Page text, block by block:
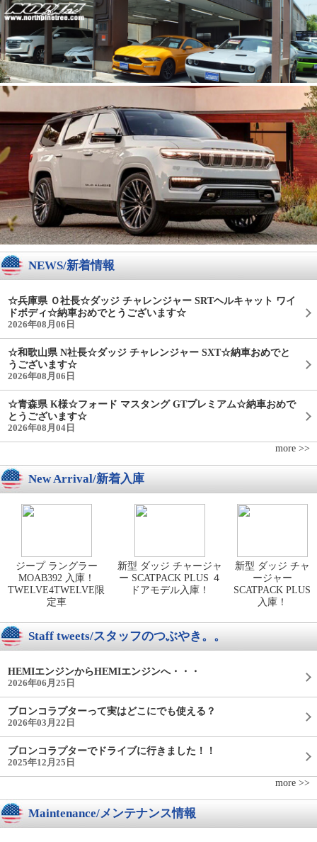
NEWS/新着情報
☆兵庫県 Ｏ社長☆ダッジ チャレンジャー SRTヘルキャット ワイ
ドボディ☆納車おめでとうございます☆
2026年08月06日
☆和歌山県 N社長☆ダッジ チャレンジャー SXT☆納車おめでと
うございます☆
2026年08月06日
☆青森県 K様☆フォード マスタング GTプレミアム☆納車おめで
とうございます☆
2026年08月04日
more >>
New Arrival/新着入庫
ジープ ラングラー
MOAB392 入庫！
TWELVE4TWELVE限
定車
新型 ダッジ チャージャ
ー SCATPACK PLUS ４
ドアモデル入庫！
新型 ダッジ チャ
ージャー
SCATPACK PLUS
入庫！
Staff tweets/スタッフのつぶやき。。
HEMIエンジンからHEMIエンジンへ・・・
2026年06月25日
ブロンコラプターって実はどこにでも使える？
2026年03月22日
ブロンコラプターでドライブに行きました！！
2025年12月25日
more >>
Maintenance/メンテナンス情報